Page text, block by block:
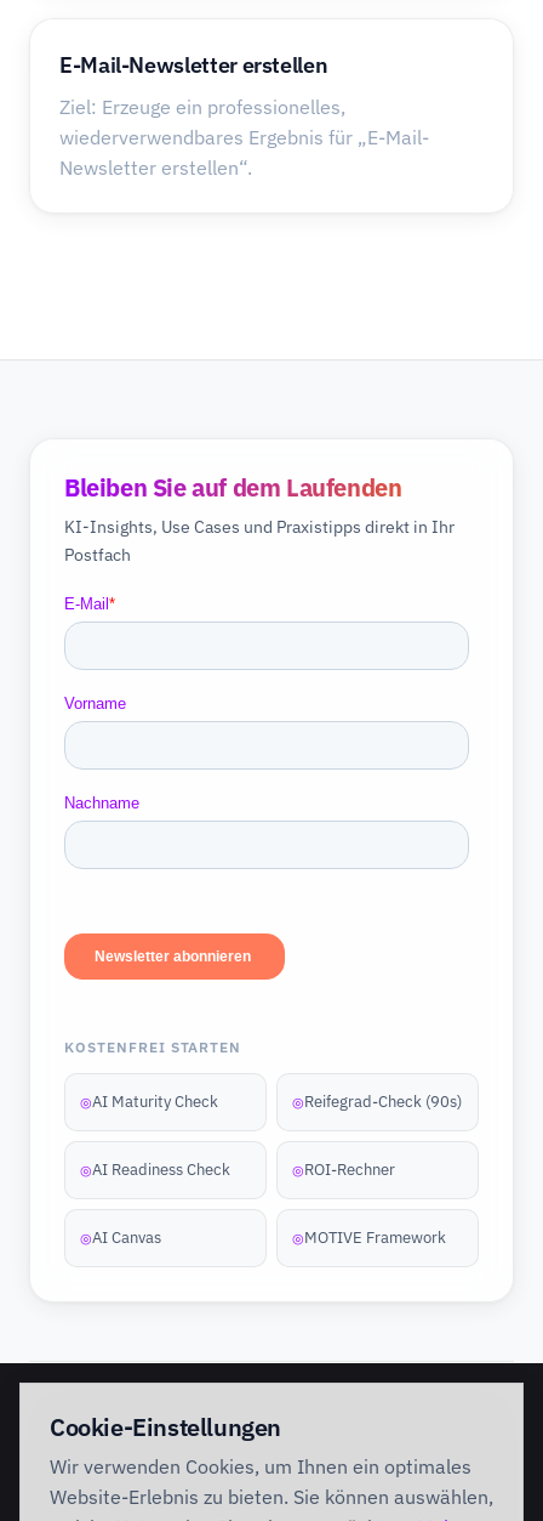
E-Mail-Newsletter erstellen
Ziel: Erzeuge ein professionelles,
wiederverwendbares Ergebnis für „E-Mail-
Newsletter erstellen“.
Bleiben Sie auf dem Laufenden
KI-Insights, Use Cases und Praxistipps direkt in Ihr
Postfach
KOSTENFREI STARTEN
◎AI Maturity Check ◎Reifegrad-Check (90s)
◎AI Readiness Check ◎ROI-Rechner
◎AI Canvas ◎MOTIVE Framework
Discovery Workshop
Förderung
Foundation
Performing
Cookie-Einstellungen
Wir verwenden Cookies, um Ihnen ein optimales
Website-Erlebnis zu bieten. Sie können auswählen,